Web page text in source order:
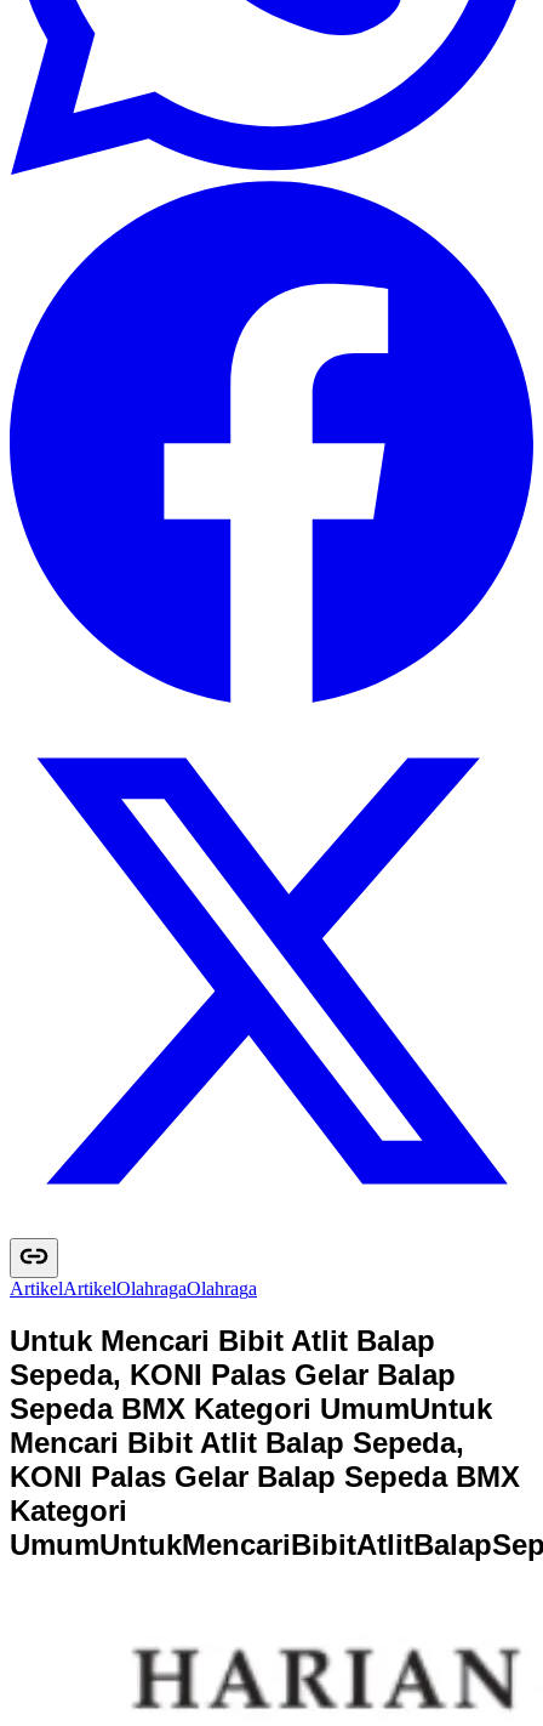
ArtikelArtikelOlahragaOlahraga
Untuk Mencari Bibit Atlit Balap
Sepeda, KONI Palas Gelar Balap
Sepeda BMX Kategori UmumUntuk
Mencari Bibit Atlit Balap Sepeda,
KONI Palas Gelar Balap Sepeda BMX
Kategori
UmumUntukMencariBibitAtlitBalapSe